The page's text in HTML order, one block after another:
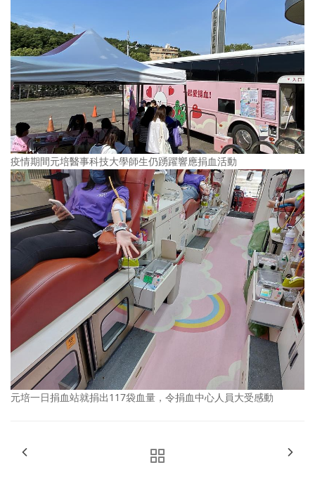
疫情期間元培醫事科技大學師生仍踴躍響應捐血活動
元培一日捐血站就捐出117袋血量，令捐血中心人員大受感動